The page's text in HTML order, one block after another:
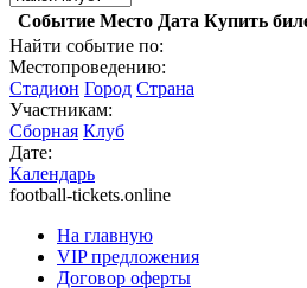
Событие Место Дата Купить
Найти событие по:
Местопроведению:
Стадион Город Страна
Участникам:
Сборная Клуб
Дате:
Календарь
football-tickets.online
На главную
VIP предложения
Договор оферты